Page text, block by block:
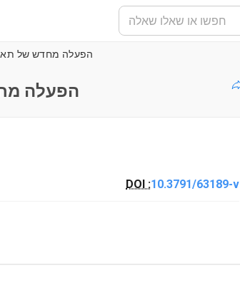
הפעלה מחדש של
הפעלה
DOI :10.3791/63189-v